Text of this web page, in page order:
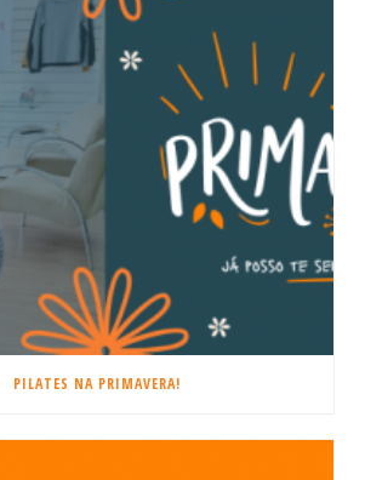
PILATES NA PRIMAVERA!